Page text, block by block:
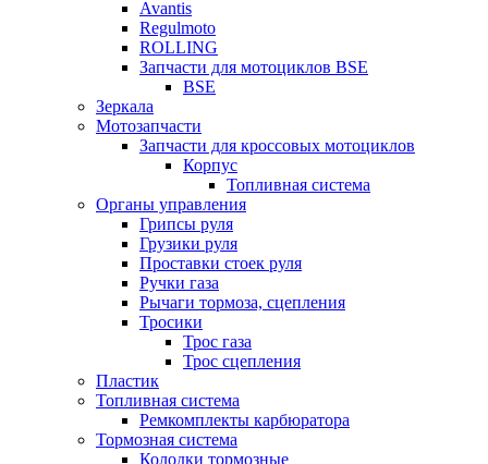
Avantis
Regulmoto
ROLLING
Запчасти для мотоциклов BSE
BSE
Зеркала
Мотозапчасти
Запчасти для кроссовых мотоциклов
Корпус
Топливная система
Органы управления
Грипсы руля
Грузики руля
Проставки стоек руля
Ручки газа
Рычаги тормоза, сцепления
Тросики
Трос газа
Трос сцепления
Пластик
Топливная система
Ремкомплекты карбюратора
Тормозная система
Колодки тормозные